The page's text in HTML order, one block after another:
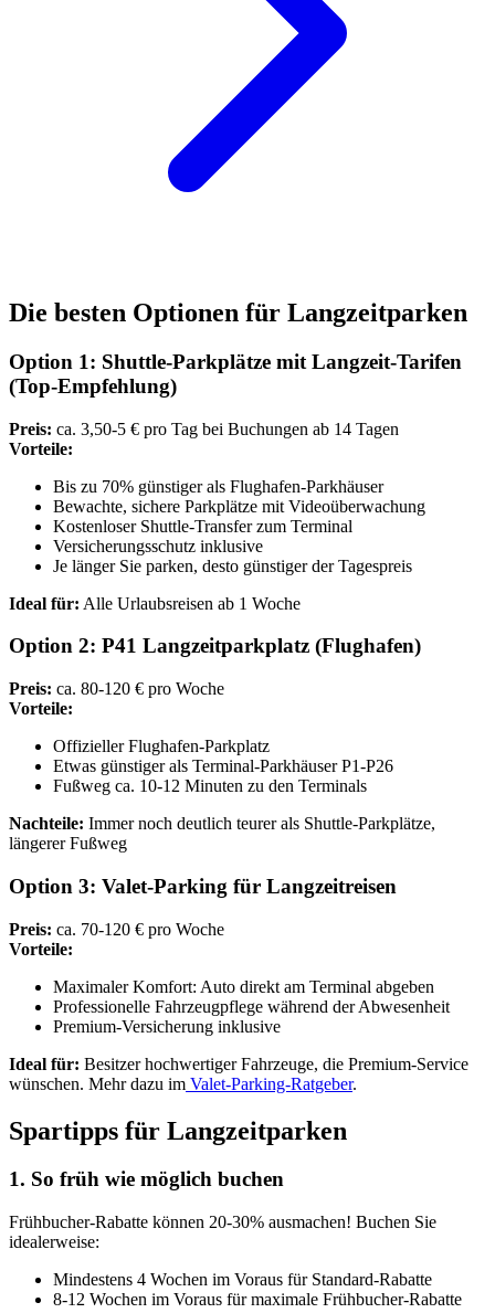
Die besten Optionen für Langzeitparken
Option 1: Shuttle-Parkplätze mit Langzeit-Tarifen
(Top-Empfehlung)
Preis: ca. 3,50-5 € pro Tag bei Buchungen ab 14 Tagen
Vorteile:
Bis zu 70% günstiger als Flughafen-Parkhäuser
Bewachte, sichere Parkplätze mit Videoüberwachung
Kostenloser Shuttle-Transfer zum Terminal
Versicherungsschutz inklusive
Je länger Sie parken, desto günstiger der Tagespreis
Ideal für: Alle Urlaubsreisen ab 1 Woche
Option 2: P41 Langzeitparkplatz (Flughafen)
Preis: ca. 80-120 € pro Woche
Vorteile:
Offizieller Flughafen-Parkplatz
Etwas günstiger als Terminal-Parkhäuser P1-P26
Fußweg ca. 10-12 Minuten zu den Terminals
Nachteile: Immer noch deutlich teurer als Shuttle-Parkplätze,
längerer Fußweg
Option 3: Valet-Parking für Langzeitreisen
Preis: ca. 70-120 € pro Woche
Vorteile:
Maximaler Komfort: Auto direkt am Terminal abgeben
Professionelle Fahrzeugpflege während der Abwesenheit
Premium-Versicherung inklusive
Ideal für: Besitzer hochwertiger Fahrzeuge, die Premium-Service
wünschen. Mehr dazu im Valet-Parking-Ratgeber.
Spartipps für Langzeitparken
1. So früh wie möglich buchen
Frühbucher-Rabatte können 20-30% ausmachen! Buchen Sie
idealerweise:
Mindestens 4 Wochen im Voraus für Standard-Rabatte
8-12 Wochen im Voraus für maximale Frühbucher-Rabatte